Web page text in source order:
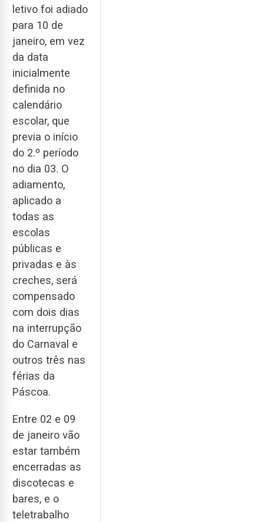
letivo foi adiado
para 10 de
janeiro, em vez
da data
inicialmente
definida no
calendário
escolar, que
previa o início
do 2.º período
no dia 03. O
adiamento,
aplicado a
todas as
escolas
públicas e
privadas e às
creches, será
compensado
com dois dias
na interrupção
do Carnaval e
outros três nas
férias da
Páscoa.
Entre 02 e 09
de janeiro vão
estar também
encerradas as
discotecas e
bares, e o
teletrabalho